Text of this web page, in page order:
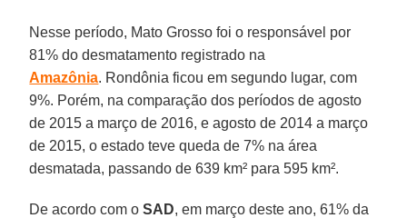
Nesse período, Mato Grosso foi o responsável por
81% do desmatamento registrado na
Amazônia. Rondônia ficou em segundo lugar, com
9%. Porém, na comparação dos períodos de agosto
de 2015 a março de 2016, e agosto de 2014 a março
de 2015, o estado teve queda de 7% na área
desmatada, passando de 639 km² para 595 km².
De acordo com o SAD, em março deste ano, 61% da